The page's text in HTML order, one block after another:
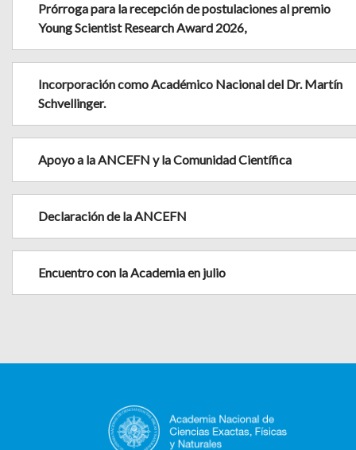
Prórroga para la recepción de postulaciones al premio
Young Scientist Research Award 2026,
Incorporación como Académico Nacional del Dr. Martín
Schvellinger.
Apoyo a la ANCEFN y la Comunidad Científica
Declaración de la ANCEFN
Encuentro con la Academia en julio